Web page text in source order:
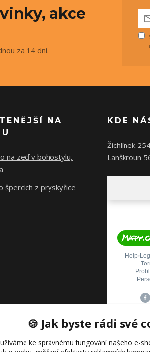
akce
za 14 dní.
NA
na zeď v bohostylu,
špercích z pryskyřice
KDE
Žichlínek 254
Lanškroun
🍪 Jak byste rádi své
ke správnému fungování našeho e-